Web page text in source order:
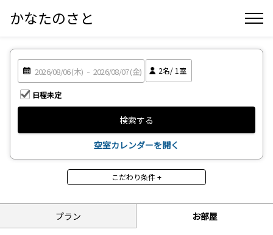
かなたのさと
日程未定
2名/ 1 室
検索する
空室カレンダーを開く
こだわり条件 +
ペット同伴OK
ペット同伴NG
プラン お部屋